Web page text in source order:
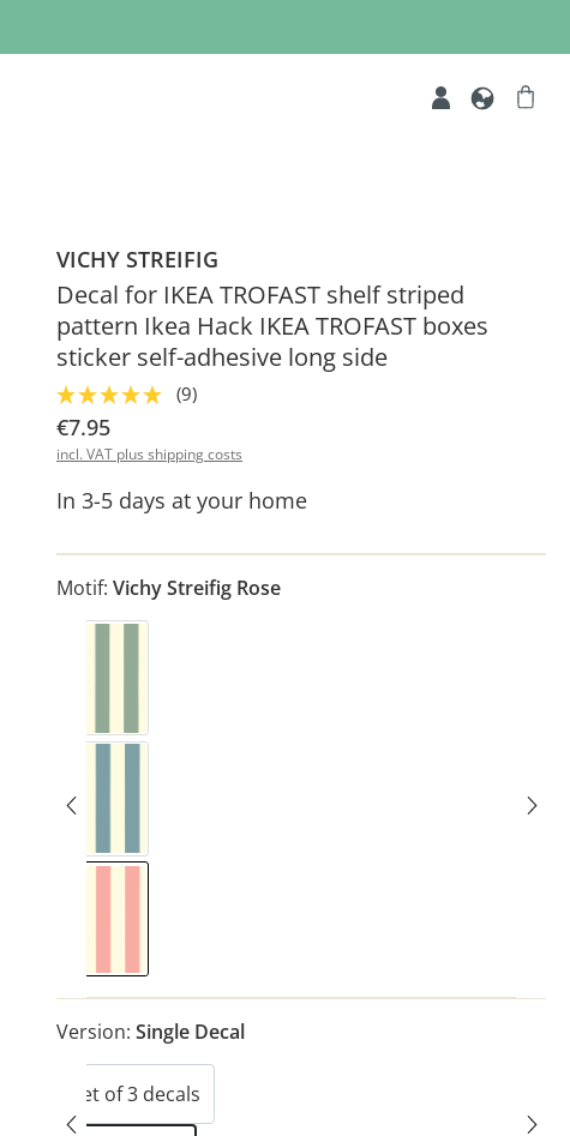
VICHY STREIFIG
Decal for IKEA TROFAST shelf striped
pattern Ikea Hack IKEA TROFAST boxes
sticker self-adhesive long side
(9)
€7.95
incl. VAT plus shipping costs
In 3-5 days at your home
Motif: Vichy Streifig Rose
Version: Single Decal
Set of 3 decals